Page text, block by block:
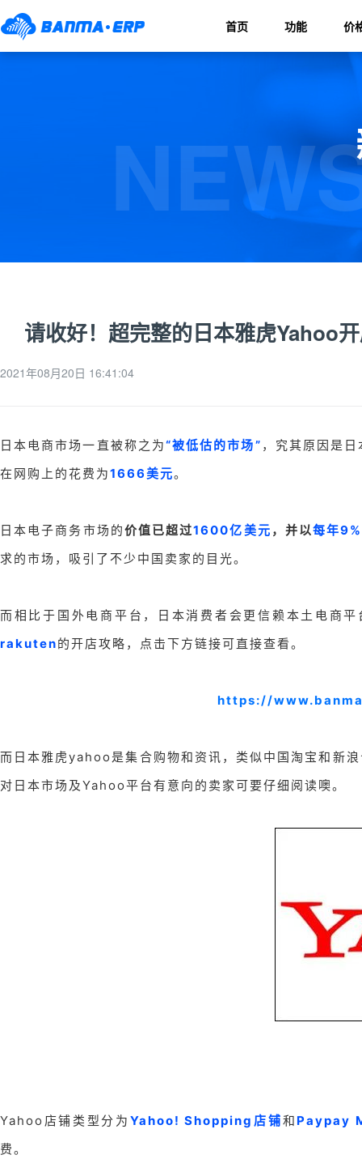
首页 功能 价
请收好！超完整的日本雅虎Yahoo
2021年08月20日 16:41:04
日本电商市场一直被称之为“被低估的市场” ，究其原因是
在网购上的花费为1666美元。
日本电子商务市场的价值已超过1600亿美元 ，并以每年9%
求的市场，吸引了不少中国卖家的目光。
而相比于国外电商平台，日本消费者会更信赖本土电商
rakuten的开店攻略，点击下方链接可直接查看。
https://
而日本雅虎yahoo是集合购物和资讯，类似中国淘宝和新
对日本市场及Yahoo平台有意向的卖家可要仔细阅读噢。
Yahoo店铺类型分为 Yahoo! Shopping店铺和 Paypay
费。